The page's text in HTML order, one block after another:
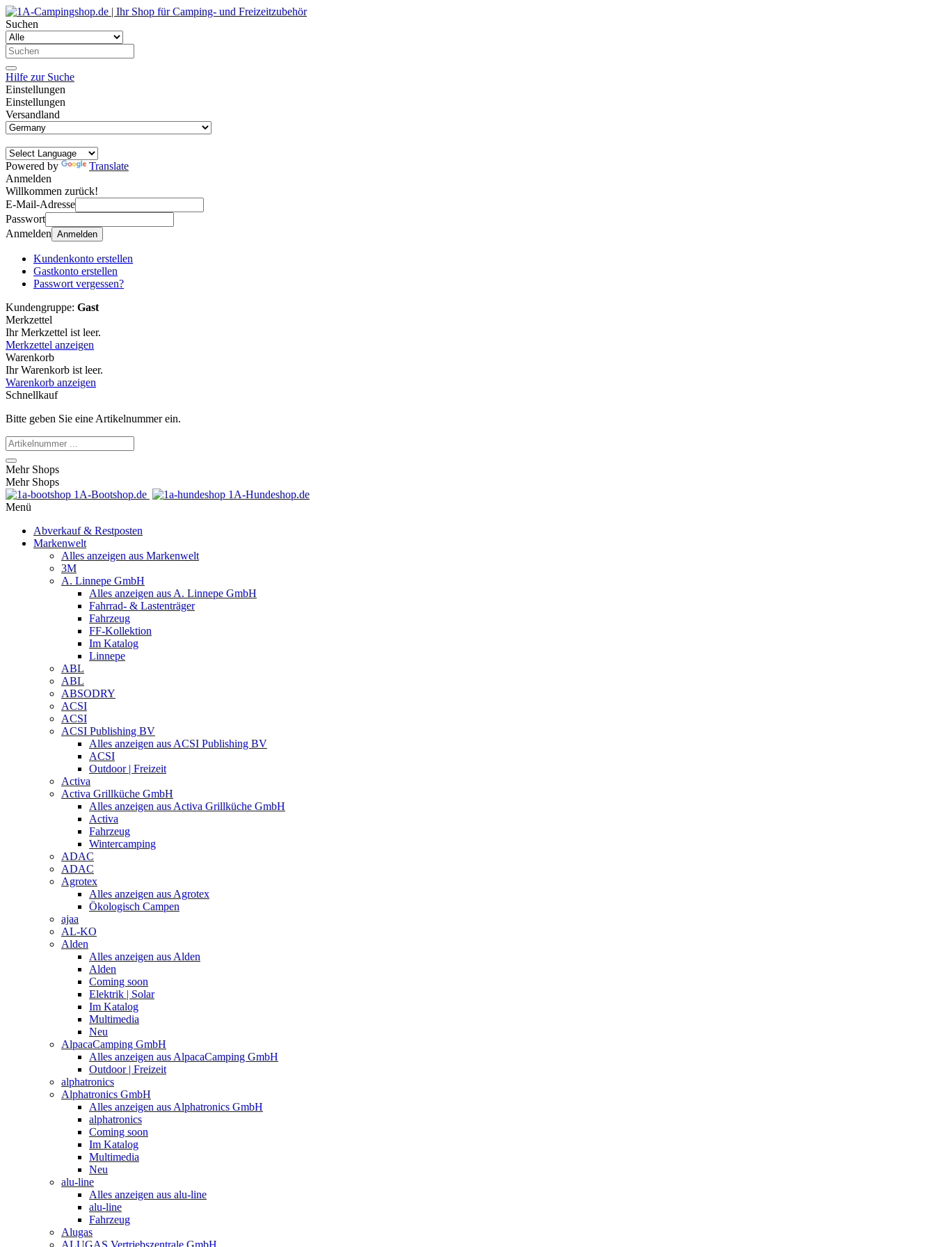
Suchen
Hilfe zur Suche
Einstellungen
Einstellungen
Versandland
Powered by
Translate
Anmelden
Willkommen zurück!
E-Mail-Adresse
Passwort
Anmelden Anmelden
Kundenkonto erstellen
Gastkonto erstellen
Passwort vergessen?
Kundengruppe: Gast
Merkzettel
Ihr Merkzettel ist leer.
Merkzettel anzeigen
Warenkorb
Ihr Warenkorb ist leer.
Warenkorb anzeigen
Schnellkauf
Bitte geben Sie eine Artikelnummer ein.
Mehr Shops
Mehr Shops
1A-Bootshop.de
1A-Hundeshop.de
Menü
Abverkauf & Restposten
Markenwelt
Alles anzeigen aus Markenwelt
3M
A. Linnepe GmbH
Alles anzeigen aus A. Linnepe GmbH
Fahrrad- & Lastenträger
Fahrzeug
FF-Kollektion
Im Katalog
Linnepe
ABL
ABL
ABSODRY
ACSI
ACSI
ACSI Publishing BV
Alles anzeigen aus ACSI Publishing BV
ACSI
Outdoor | Freizeit
Activa
Activa Grillküche GmbH
Alles anzeigen aus Activa Grillküche GmbH
Activa
Fahrzeug
Wintercamping
ADAC
ADAC
Agrotex
Alles anzeigen aus Agrotex
Ökologisch Campen
ajaa
AL-KO
Alden
Alles anzeigen aus Alden
Alden
Coming soon
Elektrik | Solar
Im Katalog
Multimedia
Neu
AlpacaCamping GmbH
Alles anzeigen aus AlpacaCamping GmbH
Outdoor | Freizeit
alphatronics
Alphatronics GmbH
Alles anzeigen aus Alphatronics GmbH
alphatronics
Coming soon
Im Katalog
Multimedia
Neu
alu-line
Alles anzeigen aus alu-line
alu-line
Fahrzeug
Alugas
ALUGAS Vertriebszentrale GmbH